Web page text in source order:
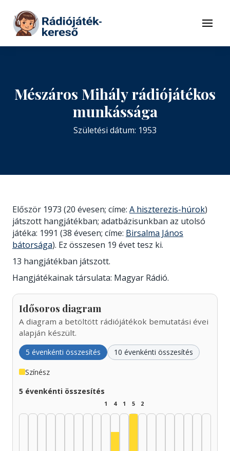
Tovább a tartalomhoz
Menü
Mészáros Mihály rádiójátékos
munkássága
Születési dátum: 1953
Először 1973 (20 évesen; címe: A hiszterezis-húrok)
játszott hangjátékban; adatbázisunkban az utolsó
játéka: 1991 (38 évesen; címe: Birsalma János
bátorsága). Ez összesen 19 évet tesz ki.
13 hangjátékban játszott.
Hangjátékainak társulata: Magyar Rádió.
Idősoros diagram
A diagram a betöltött rádiójátékok bemutatási évei
alapján készült.
5 évenkénti összesítés 10 évenkénti összesítés
Színész
5 évenkénti összesítés
1 4 1 5 2